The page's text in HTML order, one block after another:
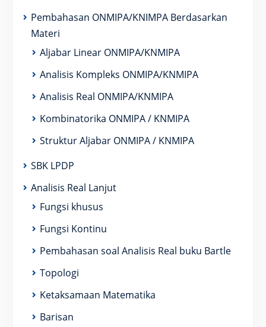
Pembahasan ONMIPA/KNIMPA Berdasarkan
Materi
Aljabar Linear ONMIPA/KNMIPA
Analisis Kompleks ONMIPA/KNMIPA
Analisis Real ONMIPA/KNMIPA
Kombinatorika ONMIPA / KNMIPA
Struktur Aljabar ONMIPA / KNMIPA
SBK LPDP
Analisis Real Lanjut
Fungsi khusus
Fungsi Kontinu
Pembahasan soal Analisis Real buku Bartle
Topologi
Ketaksamaan Matematika
Barisan